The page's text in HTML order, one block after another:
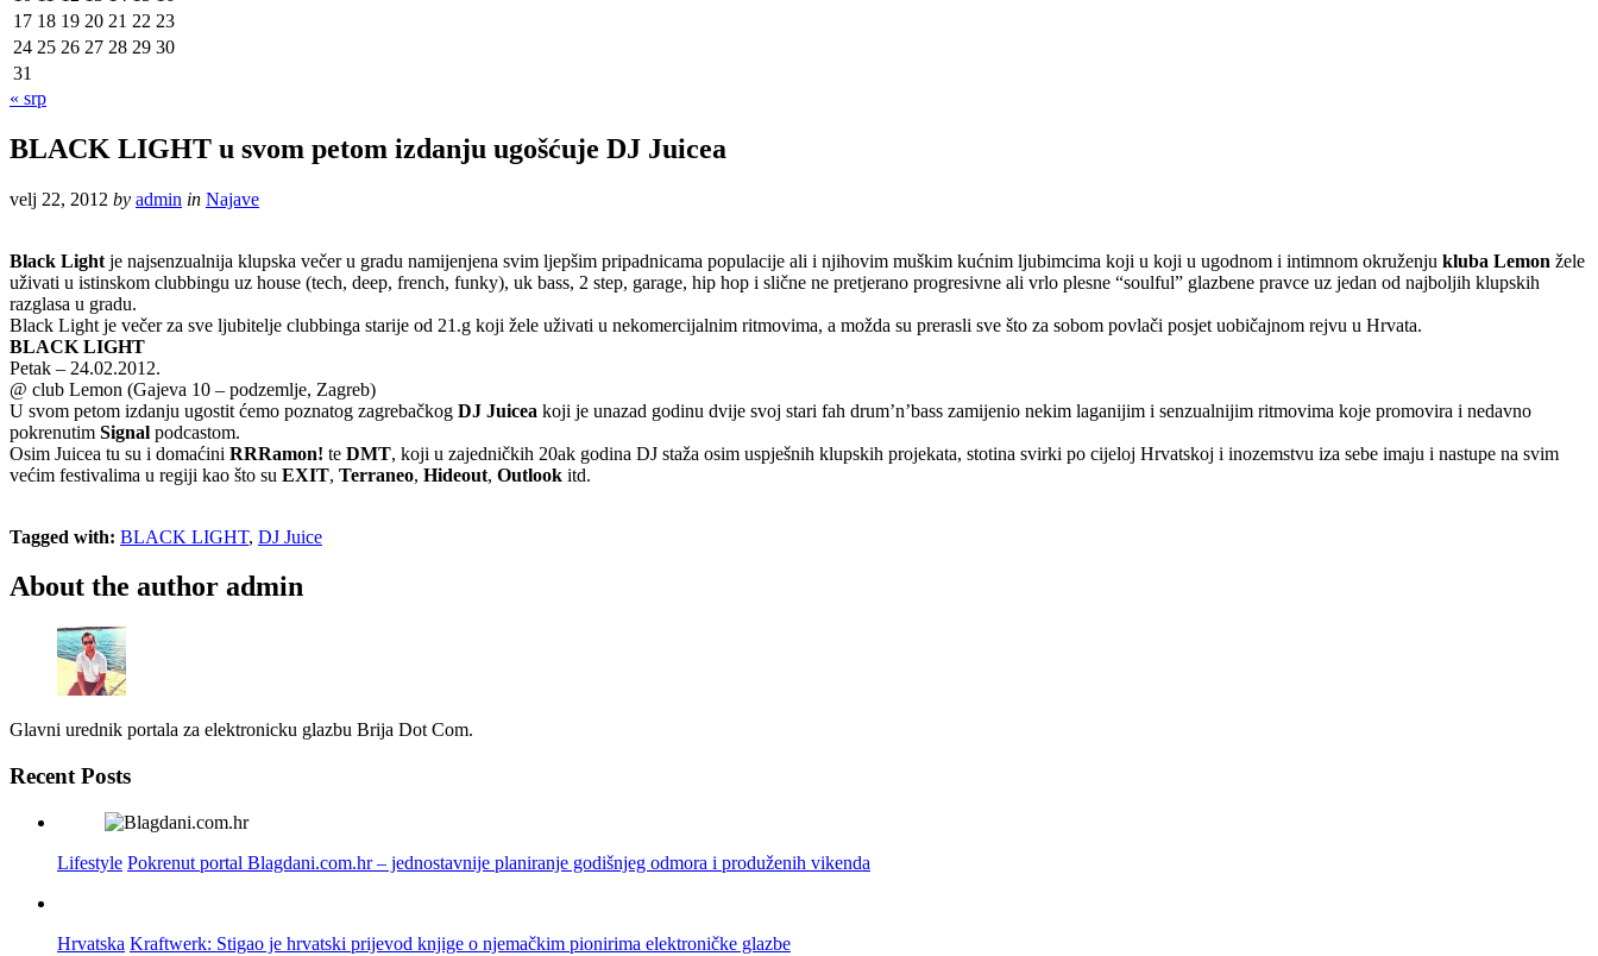
17 18 19 20 21 22 23
24 25 26 27 28 29 30
31
« srp
BLACK LIGHT u svom petom izdanju ugošćuje DJ Juicea
velj 22, 2012 by admin in Najave
Black Light je najsenzualnija klupska večer u gradu namijenjena svim ljepšim pripadnicama populacije ali i njihovim muškim kućnim ljubimcima koji u koji u ugodnom i intimnom okruženju kluba Lemon žele
uživati u istinskom clubbingu uz house (tech, deep, french, funky), uk bass, 2 step, garage, hip hop i slične ne pretjerano progresivne ali vrlo plesne “soulful” glazbene pravce uz jedan od najboljih klupskih
razglasa u gradu.
Black Light je večer za sve ljubitelje clubbinga starije od 21.g koji žele uživati u nekomercijalnim ritmovima, a možda su prerasli sve što za sobom povlači posjet uobičajnom rejvu u Hrvata.
BLACK LIGHT
Petak – 24.02.2012.
@ club Lemon (Gajeva 10 – podzemlje, Zagreb)
U svom petom izdanju ugostit ćemo poznatog zagrebačkog DJ Juicea koji je unazad godinu dvije svoj stari fah drum’n’bass zamijenio nekim laganijim i senzualnijim ritmovima koje promovira i nedavno
pokrenutim Signal podcastom.
Osim Juicea tu su i domaćini RRRamon! te DMT, koji u zajedničkih 20ak godina DJ staža osim uspješnih klupskih projekata, stotina svirki po cijeloj Hrvatskoj i inozemstvu iza sebe imaju i nastupe na svim
većim festivalima u regiji kao što su EXIT, Terraneo, Hideout, Outlook itd.
Tagged with: BLACK LIGHT, DJ Juice
About the author admin
Glavni urednik portala za elektronicku glazbu Brija Dot Com.
Recent Posts
Lifestyle Pokrenut portal Blagdani.com.hr – jednostavnije planiranje godišnjeg odmora i produženih vikenda
Hrvatska Kraftwerk: Stigao je hrvatski prijevod knjige o njemačkim pionirima elektroničke glazbe